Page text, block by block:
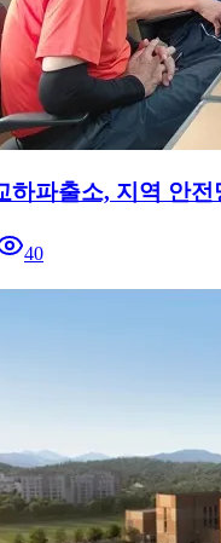
하파출소, 지역 안
40